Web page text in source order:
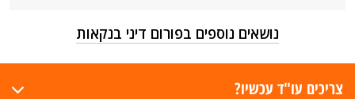
נושאים נוספים בפורום דיני בנקאות
צריכים עו"ד עכשיו?